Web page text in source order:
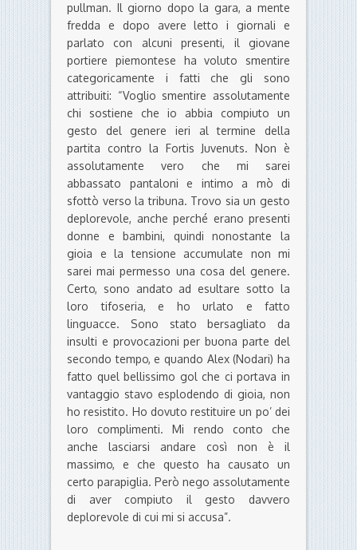
pullman. Il giorno dopo la gara, a mente
fredda e dopo avere letto i giornali e
parlato con alcuni presenti, il giovane
portiere piemontese ha voluto smentire
categoricamente i fatti che gli sono
attribuiti: “Voglio smentire assolutamente
chi sostiene che io abbia compiuto un
gesto del genere ieri al termine della
partita contro la Fortis Juvenuts. Non è
assolutamente vero che mi sarei
abbassato pantaloni e intimo a mò di
sfottò verso la tribuna. Trovo sia un gesto
deplorevole, anche perché erano presenti
donne e bambini, quindi nonostante la
gioia e la tensione accumulate non mi
sarei mai permesso una cosa del genere.
Certo, sono andato ad esultare sotto la
loro tifoseria, e ho urlato e fatto
linguacce. Sono stato bersagliato da
insulti e provocazioni per buona parte del
secondo tempo, e quando Alex (Nodari) ha
fatto quel bellissimo gol che ci portava in
vantaggio stavo esplodendo di gioia, non
ho resistito. Ho dovuto restituire un po’ dei
loro complimenti. Mi rendo conto che
anche lasciarsi andare così non è il
massimo, e che questo ha causato un
certo parapiglia. Però nego assolutamente
di aver compiuto il gesto davvero
deplorevole di cui mi si accusa”.